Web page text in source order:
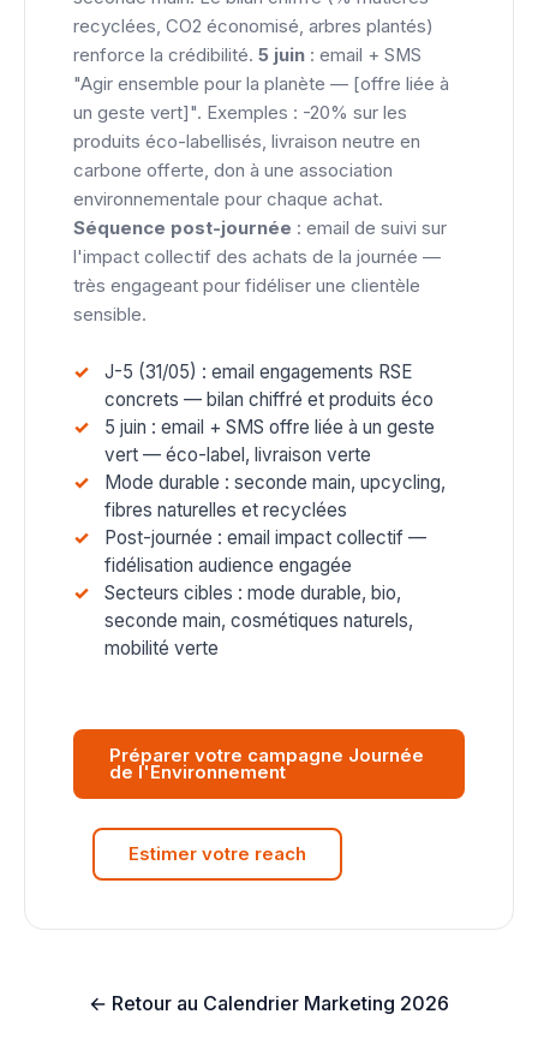
recyclées, CO2 économisé, arbres plantés)
renforce la crédibilité. 5 juin : email + SMS
"Agir ensemble pour la planète — [offre liée à
un geste vert]". Exemples : -20% sur les
produits éco-labellisés, livraison neutre en
carbone offerte, don à une association
environnementale pour chaque achat.
Séquence post-journée : email de suivi sur
l'impact collectif des achats de la journée —
très engageant pour fidéliser une clientèle
sensible.
J-5 (31/05) : email engagements RSE
concrets — bilan chiffré et produits éco
5 juin : email + SMS offre liée à un geste
vert — éco-label, livraison verte
Mode durable : seconde main, upcycling,
fibres naturelles et recyclées
Post-journée : email impact collectif —
fidélisation audience engagée
Secteurs cibles : mode durable, bio,
seconde main, cosmétiques naturels,
mobilité verte
Préparer votre campagne Journée
de l'Environnement
Estimer votre reach
← Retour au Calendrier Marketing 2026